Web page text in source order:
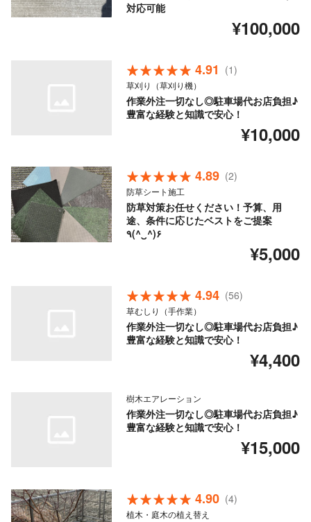
対応可能
¥100,000
4.91 (1)
草刈り（草刈り機）
作業外注一切なし◎駐車場代お店負担♪
豊富な経験と知識で安心！
¥10,000
4.89 (2)
防草シート施工
防草対策お任せください！予算、用
途、条件に応じたベストをご提案
٩(^‿^)۶
¥5,000
4.94 (56)
草むしり（手作業）
作業外注一切なし◎駐車場代お店負担♪
豊富な経験と知識で安心！
¥4,400
樹木エアレーション
作業外注一切なし◎駐車場代お店負担♪
豊富な経験と知識で安心！
¥15,000
4.90 (4)
植木・庭木の植え替え